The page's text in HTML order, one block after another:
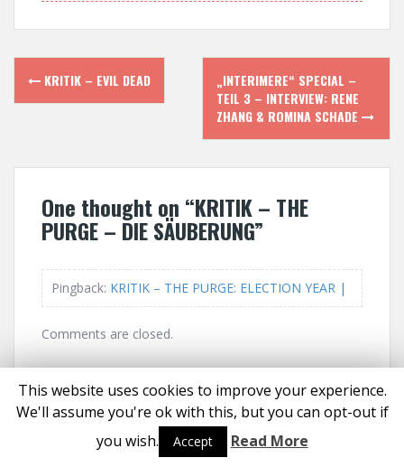
P
s
g
a
KRITIK – EVIL DEAD
„INTERIMERE“ SPECIAL –
TEIL 3 – INTERVIEW: RENE
ZHANG & ROMINA SCHADE
One thought on “KRITIK – THE
PURGE – DIE SÄUBERUNG”
Pingback: KRITIK – THE PURGE: ELECTION YEAR |
Comments are closed.
Proudly powered by WordPress |Theme: Solon by aThemes
This website uses cookies to improve your experience.
We'll assume you're ok with this, but you can opt-out if
you wish.
Accept Read More
Social media & sharing icons powered by